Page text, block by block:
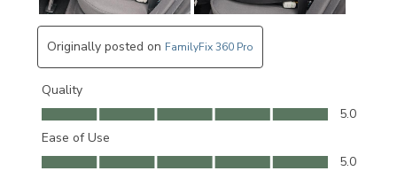
Originally posted on FamilyFix 360 Pro
Quality
Quality, 5.0 out of 5
5.0
Ease of Use
Ease of Use, 5.0 out of 5
5.0